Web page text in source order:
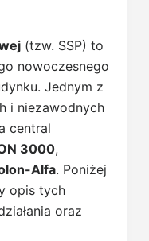
(tzw. SSP) to
nowoczesnego
Jednym z
i niezawodnych
central
3000,
Alfa. Poniżej
opis tych
oraz